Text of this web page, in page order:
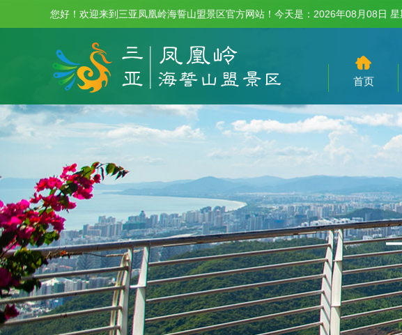
您好！欢迎来到三亚凤凰岭海誓山盟景区官方网站！今天是： 2026年08月08日 星
首页